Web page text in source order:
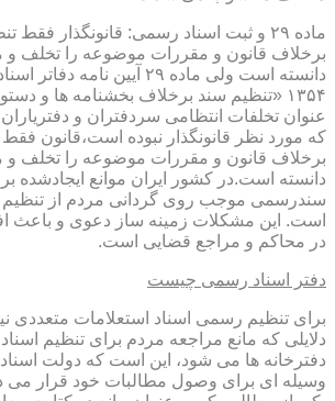
ماده ۲۹ و ثبت اسناد رسمی: قانونگذار فقط
برخلاف قانون و مقررات موضوعه را تخلف
دانسته است ولی ماده ۲۹ آیین
۱۳۵۴ «تنظیم سند برخلاف بخشنامه ها و
عنوان تخلفات انتظامی سردفتران و
که مورد نظر قانونگذار نبوده است،قانون
برخلاف قانون و مقررات موضوعه را تخلف
دانسته است.در کشور ایران موانع ایجادشده
سندرسمی موجب روی گردانی مردم از
است. این مشکلات زمینه ساز دعوی و باعث
در محاکم و مراجع قضایی است.
دفتر اسناد رسمی چیست
برای تنظیم رسمی اسناد استعلامات متعددی
دلایلی که مانع مراجعه مردم برای تنظیم
دفترخانه ها می شود، این است که دولت
وسیله ای برای وصول مطالبات خود قرار می